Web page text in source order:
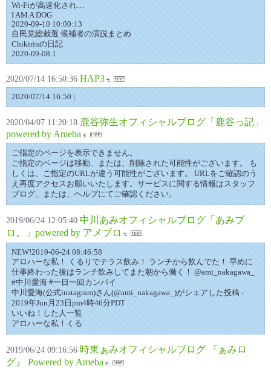
Wi-Fiが高速化され…
I AM A DOG
2020-09-10 10:00:13
自民党総裁選 候補者の演説まとめ
Chikirinの日記
2020-09-08 1
2020/07/14 16:50:36 HAP3
2020/07/14 16:50 |
2020/04/07 11:20:18 鹿谷弥生オフィシャルブログ「鹿谷っ記」
powered by Ameba
ご指定のページを表示できません。
ご指定のページは移動、または、削除された可能性がございます。 も
しくは、ご指定のURLが違う可能性がございます。 URLをご確認のう
え再度アクセスお願いいたします。サービスに関する情報はスタッフ
ブログ、または、ヘルプにてご確認ください。
2019/06/24 12:05:40 中川あみオフィシャルブログ「あみブ
ロ。」powered by アメブロ
NEW!2019-06-24 08:46:58
アロハーな私！ くるりでテラス飲み！ ランチから飲んでた！ 早めに
仕事終わった後はランチ飲みしてまた朝から働く！ @ami_nakagawa_
#中川愛海 #一日一回カンパイ
中川愛海(公式instagram)さん(@ami_nakagawa_)がシェアした投稿 -
2019年Jun月23日pm4時46分PDT
いいね！した人一覧
アロハーな私！くる
2019/06/24 09:16:56 時東ぁみオフィシャルブログ 『ぁみロ
グ』 Powered by Ameba